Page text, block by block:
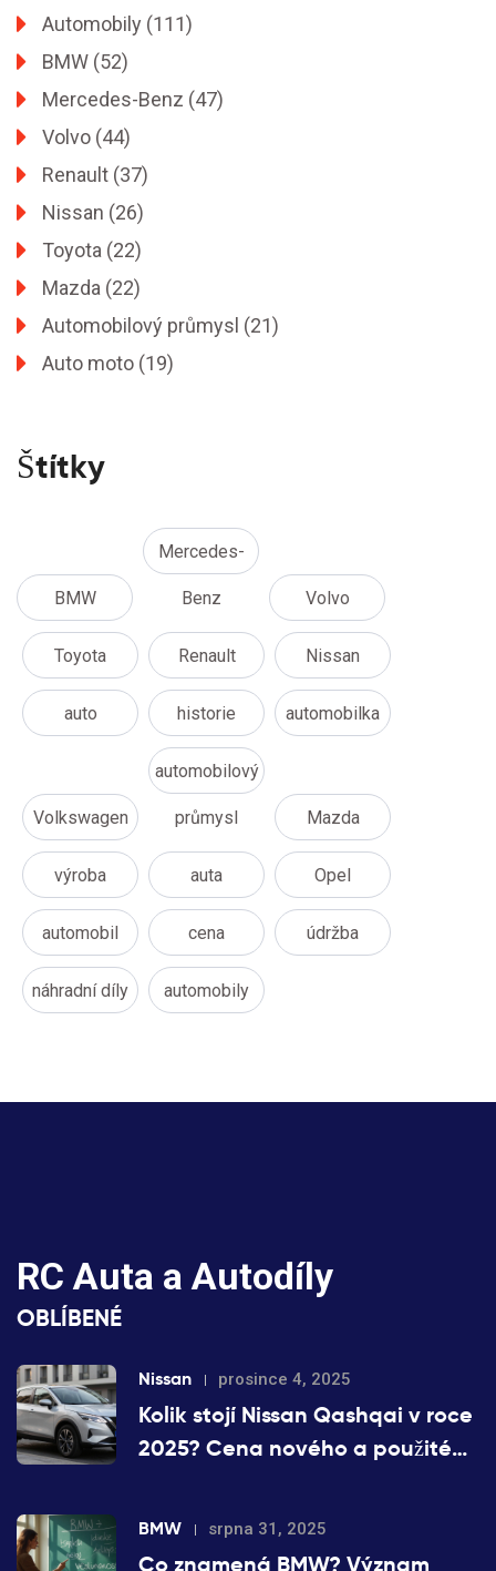
Automobily (111)
BMW (52)
Mercedes-Benz (47)
Volvo (44)
Renault (37)
Nissan (26)
Toyota (22)
Mazda (22)
Automobilový průmysl (21)
Auto moto (19)
Štítky
BMW
Mercedes-
Benz Volvo
Toyota Renault Nissan
auto historie automobilka
Volkswagen
automobilový
průmysl Mazda
výroba auta Opel
automobil cena údržba
náhradní díly automobily
RC Auta a Autodíly
OBLÍBENÉ
Nissan prosince 4, 2025
Kolik stojí Nissan Qashqai v roce
2025? Cena nového a použitého
BMW srpna 31, 2025
Co znamená BMW? Význam